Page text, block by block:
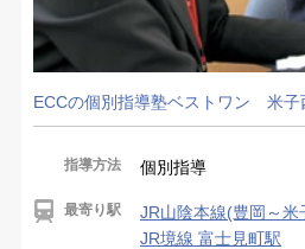
ECCの個別指導塾ベストワン 米子
指導方法 個別指導
最寄り駅
JR山陰本線(豊岡～米
JR境線 富士見町駅